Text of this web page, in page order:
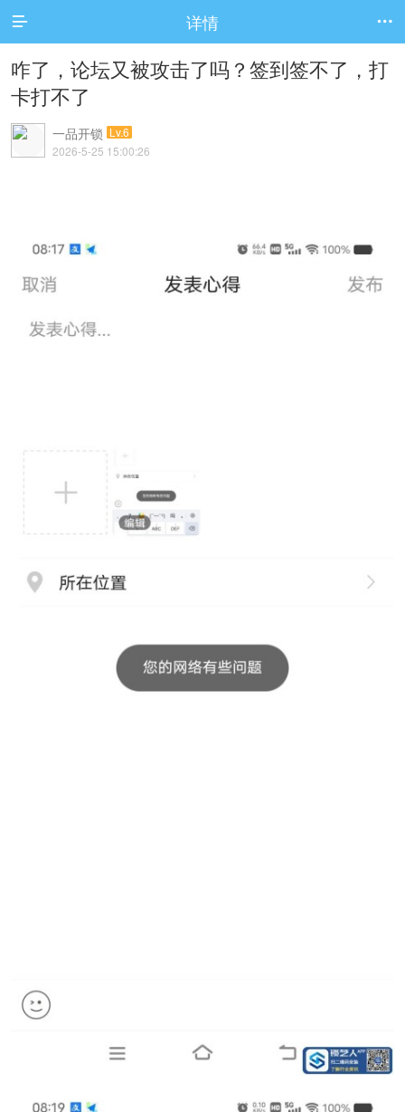
 详情 
咋了，论坛又被攻击了吗？签到签不了，打
卡打不了
一品开锁 Lv.6
2026-5-25 15:00:26